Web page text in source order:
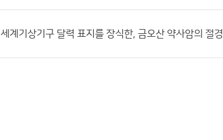
세계기상기구 달력 표지를 장식한, 금오산 약사암의 절경